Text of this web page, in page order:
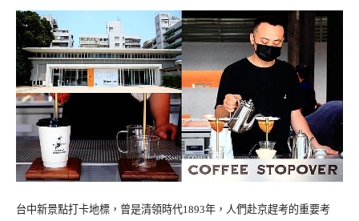
台中新景點打卡地標，曾是清領時代1893年，人們赴京趕考的重要考